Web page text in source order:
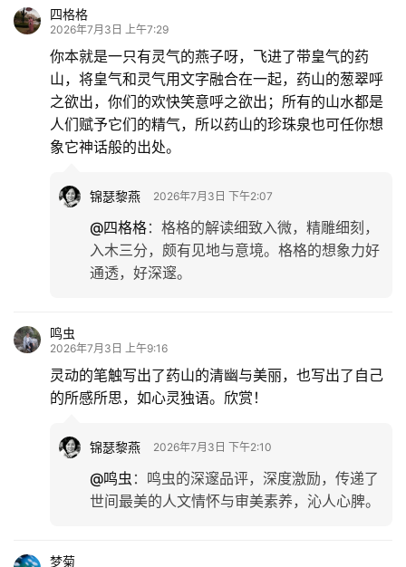
题
四格格
2026年7月3日 上午7:29
你本就是一只有灵气的燕子呀，飞进了带皇气的药
山，将皇气和灵气用文字融合在一起，药山的葱翠呼
之欲出，你们的欢快笑意呼之欲出；所有的山水都是
人们赋予它们的精气，所以药山的珍珠泉也可任你想
象它神话般的出处。
锦瑟黎燕 2026年7月3日 下午2:07
@四格格： 格格的解读细致入微，精雕细刻，
入木三分，颇有见地与意境。格格的想象力好
通透，好深邃。
鸣虫
2026年7月3日 上午9:16
灵动的笔触写出了药山的清幽与美丽，也写出了自己
的所感所思，如心灵独语。欣赏！
锦瑟黎燕 2026年7月3日 下午2:10
@鸣虫 ： 鸣虫的深邃品评，深度激励，传递了
世间最美的人文情怀与审美素养，沁人心脾。
梦菊